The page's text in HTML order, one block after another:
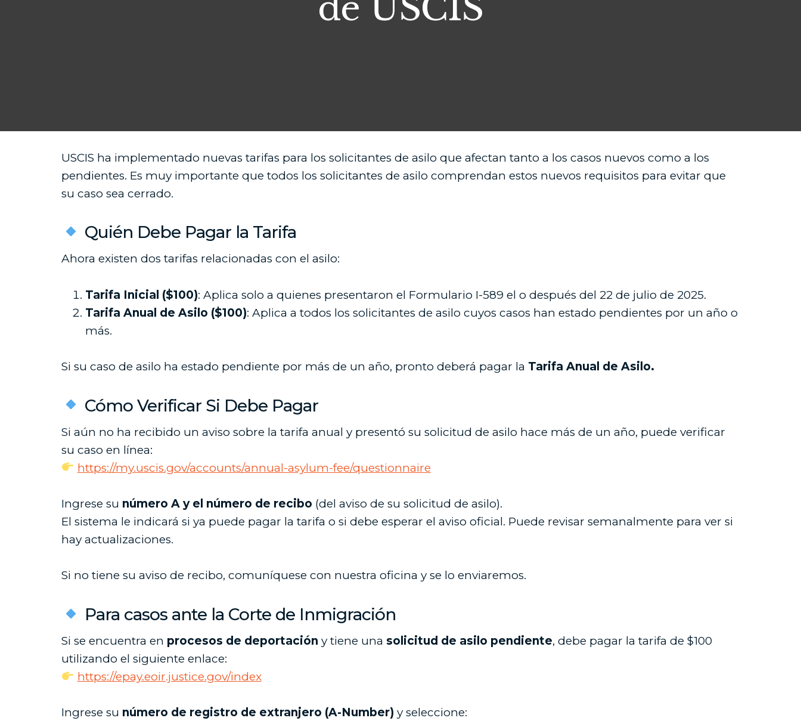
USCIS ha implementado nuevas tarifas para los solicitantes de asilo que afectan tanto a los casos nuevos como a los
pendientes. Es muy importante que todos los solicitantes de asilo comprendan estos nuevos requisitos para evitar que
su caso sea cerrado.
Quién Debe Pagar la Tarifa
Ahora existen dos tarifas relacionadas con el asilo:
Tarifa Inicial ($100): Aplica solo a quienes presentaron el Formulario I-589 el o después del 22 de julio de 2025.
Tarifa Anual de Asilo ($100): Aplica a todos los solicitantes de asilo cuyos casos han estado pendientes por un año o
más.
Si su caso de asilo ha estado pendiente por más de un año, pronto deberá pagar la Tarifa Anual de Asilo.
Cómo Verificar Si Debe Pagar
Si aún no ha recibido un aviso sobre la tarifa anual y presentó su solicitud de asilo hace más de un año, puede verificar
su caso en línea:
https://my.uscis.gov/accounts/annual-asylum-fee/questionnaire
Ingrese su número A y el número de recibo (del aviso de su solicitud de asilo).
El sistema le indicará si ya puede pagar la tarifa o si debe esperar el aviso oficial. Puede revisar semanalmente para ver si
hay actualizaciones.
Si no tiene su aviso de recibo, comuníquese con nuestra oficina y se lo enviaremos.
Para casos ante la Corte de Inmigración
Si se encuentra en procesos de deportación y tiene una solicitud de asilo pendiente, debe pagar la tarifa de $100
utilizando el siguiente enlace:
https://epay.eoir.justice.gov/index
Ingrese su número de registro de extranjero (A-Number) y seleccione: